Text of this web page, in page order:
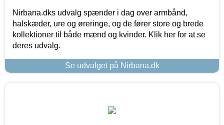
Nirbana.dks udvalg spænder i dag over armbånd,
halskæder, ure og øreringe, og de fører store og brede
kollektioner til både mænd og kvinder. Klik her for at se
deres udvalg.
Se udvalget på Nirbana.dk